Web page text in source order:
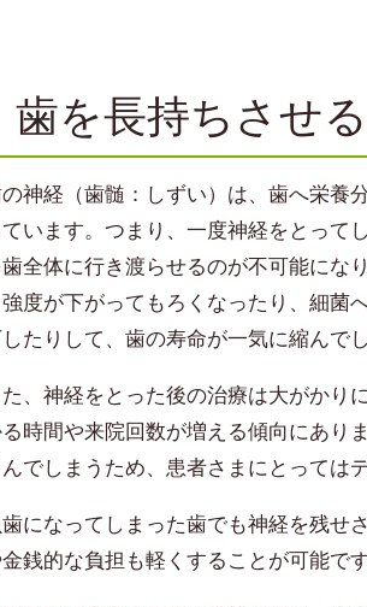
歯を長持ちさせ
神経（歯髄：しずい）は、歯へ栄養
ています。つまり、一度神経をとって
歯全体に行き渡らせるのが不可能にな
強度が下がってもろくなったり、細菌
たりして、歯の寿命が一気に縮んで
た、神経をとった後の治療は大がかり
時間や来院回数が増える傾向にあり
んでしまうため、患者さまにとっては
になってしまった歯でも神経を残せ
銭的な負担も軽くすることが可能です